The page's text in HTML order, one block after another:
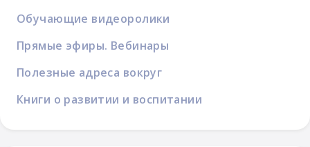
Обучающие видеоролики
Прямые эфиры. Вебинары
Полезные адреса вокруг
Книги о развитии и воспитании